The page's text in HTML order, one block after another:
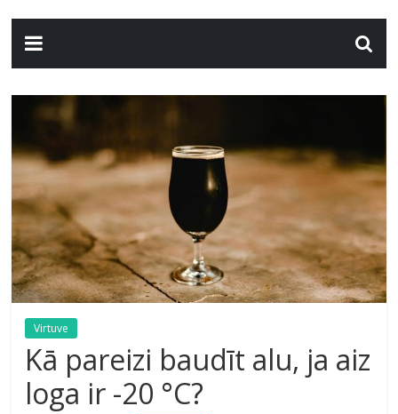
Virtuve
Kā pareizi baudīt alu, ja aiz
loga ir -20 °C?